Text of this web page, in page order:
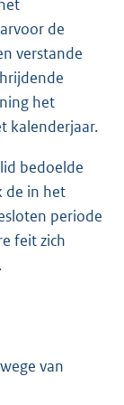
de
verstande
het
kalenderjaar.
bedoelde
de in het
periode
feit zich
van